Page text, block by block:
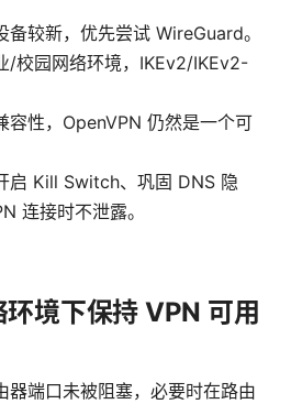
较新，优先尝试 WireGuard。
/校园网络环境，IKEv2/IKEv2-
容性，OpenVPN 仍然是一个可
启 Kill Switch、巩固 DNS 隐
连接时不泄露。
境下保持 VPN 可用
器端口未被阻塞，必要时在路由